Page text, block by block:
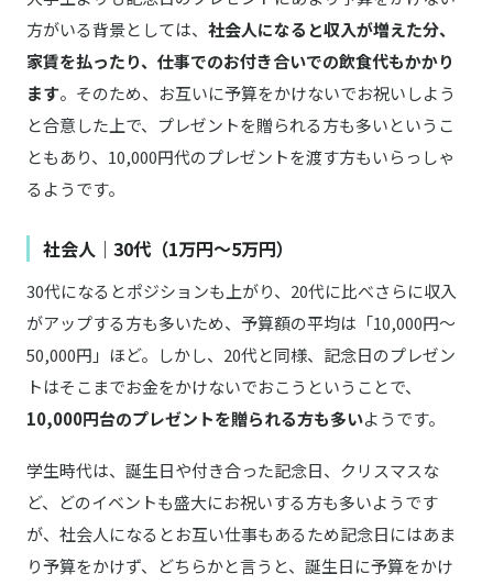
方がいる背景としては、 社会人になると収入が増えた分、
家賃を払ったり、仕事でのお付き合いでの飲食代もかかり
ます。そのため、お互いに予算をかけないでお祝いしよう
と合意した上で、プレゼントを贈られる方も多いというこ
ともあり、10,000円代のプレゼントを渡す方もいらっしゃ
るようです。
社会人｜30代（1万円〜5万円）
30代になるとポジションも上がり、20代に比べさらに収入
がアップする方も多いため、予算額の平均は「10,000円〜
50,000円」ほど。しかし、20代と同様、記念日のプレゼン
トはそこまでお金をかけないでおこうということで、
10,000円台のプレゼントを贈られる方も多いようです。
学生時代は、誕生日や付き合った記念日、クリスマスな
ど、どのイベントも盛大にお祝いする方も多いようです
が、社会人になるとお互い仕事もあるため記念日にはあま
り予算をかけず、どちらかと言うと、誕生日に予算をかけ